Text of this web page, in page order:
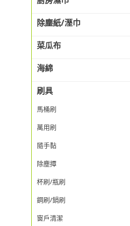
除塵紙/溼巾
菜瓜布
海綿
刷具
馬桶刷
萬用刷
隨手黏
除塵撢
杯刷/瓶刷
鋼刷/鍋刷
窗戶清潔